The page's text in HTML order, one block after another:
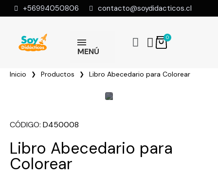
+56994050806 contacto@soydidacticos.cl
MENÚ
Inicio Productos Libro Abecedario para Colorear
CÓDIGO D450008
Libro Abecedario para
Colorear